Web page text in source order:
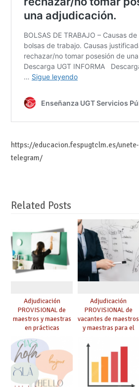
https://educacion.fespugtclm.es/
telegram/
Related Posts
Adjudicación
PROVISIONAL de
maestros y maestras
en prácticas
Adjudicación
PROVISIONAL de
vacantes de maestros
y maestras para el